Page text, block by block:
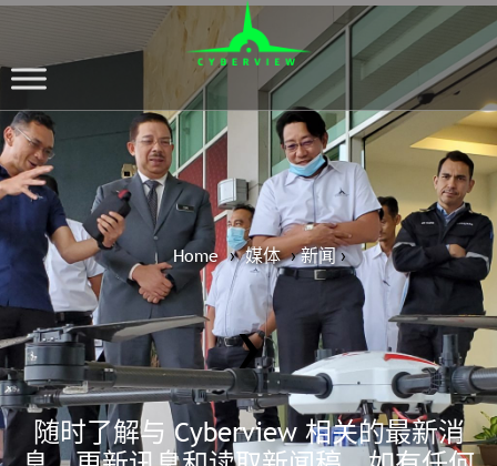
Home › 媒体 › 新闻 ›
›
随时了解与 Cyberview 相关的最新消